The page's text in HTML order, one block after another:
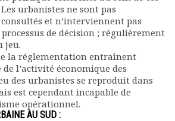
urbanistes ne sont pas
et n’interviennent pas
de décision ; régulièrement
jeu.
la réglementation entraînent
l’activité économique des
des urbanistes se reproduit dans
est cependant incapable de
opérationnel.
AU SUD :